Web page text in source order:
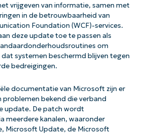
vrijgeven van informatie, samen met
in de betrouwbaarheid van
Foundation (WCF)-services.
deze update toe te passen als
om
systemen beschermd blijven tegen
bedreigingen.
documentatie van Microsoft zijn er
bekend die verband
update. De patch wordt
meerdere kanalen, waaronder
Microsoft Update, de Microsoft